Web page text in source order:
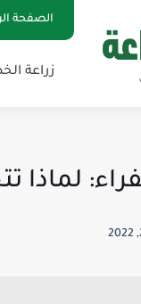
الصفحة
زراعة
لماذا